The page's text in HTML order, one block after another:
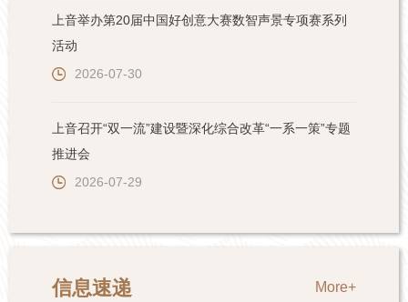
上音举办第20届中国好创意大赛数智声景专项赛系列
活动
2026-07-30
上音召开“双一流”建设暨深化综合改革“一系一策”专题
推进会
2026-07-29
信息速递 More+